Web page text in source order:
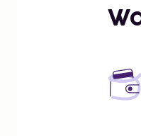
Place d'Italie - 14,6
Catacomben van
Jardin du
Paris Expo - 16,2
École
Tour